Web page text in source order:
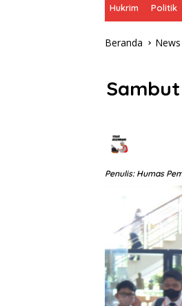
Hukrim Politik
Beranda News
Penulis: Humas